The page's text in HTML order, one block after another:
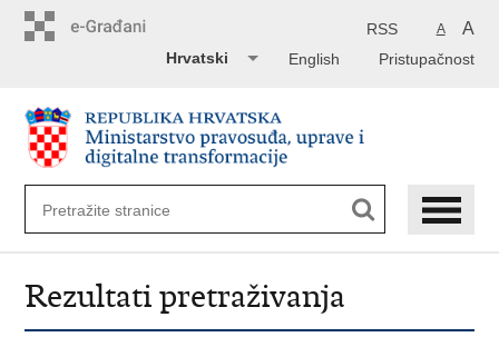
A A
RSS
Pristupačnost
English
Hrvatski
Rezultati pretraživanja